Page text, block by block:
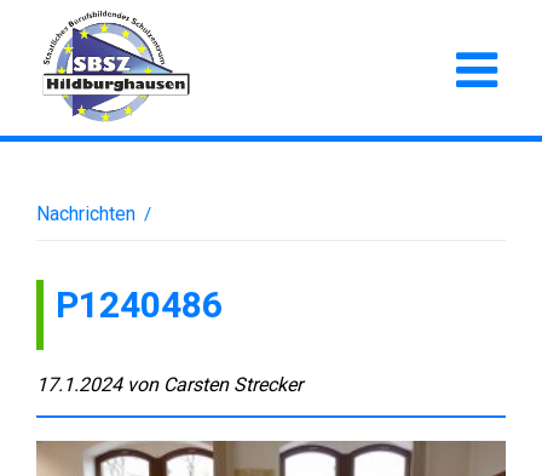
Nachrichten /
P1240486
17.1.2024 von Carsten Strecker